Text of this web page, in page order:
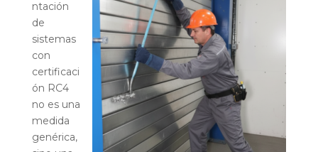
ntación
de
sistemas
con
certificaci
ón RC4
no es una
medida
genérica,